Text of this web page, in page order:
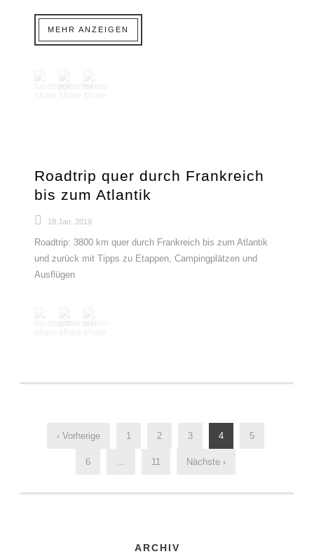
MEHR ANZEIGEN
Roadtrip quer durch Frankreich
bis zum Atlantik
18 Jan. 2019
Roadtrip: 3800 km quer durch Frankreich bis zum Atlantik
und zurück mit Tipps zu Etappen, Campingplätzen und
Ausflügen
‹ Vorherige 1 2 3 4 5
6 … 11 Nächste ›
ARCHIV